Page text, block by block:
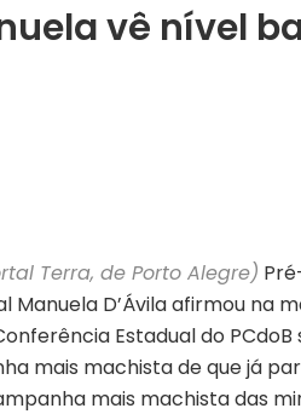
vê nível
Terra, de Porto Alegre)
Manuela D’Ávila afirmou na
Estadual do
mais machista de que já
mais machista das